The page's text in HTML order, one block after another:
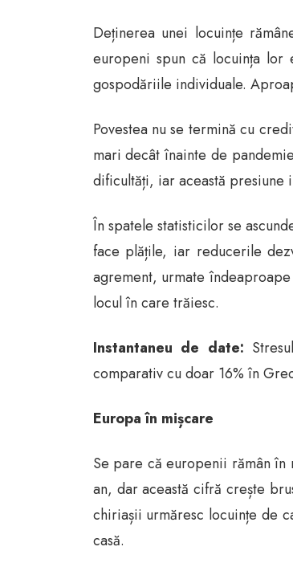
Deținerea unei locuințe
europeni spun că locuința lor
gospodăriile individuale.
Povestea nu se termină cu
mari decât înainte de
dificultăți, iar această presiune
În spatele statisticilor se
face plățile, iar reducerile
agrement, urmate
locul în care trăiesc.
Instantaneu de date:
comparativ cu doar 16% în
Europa în mișcare
Se pare că europenii rămân în
an, dar această cifră crește
chiriașii urmăresc locuințe de
casă.